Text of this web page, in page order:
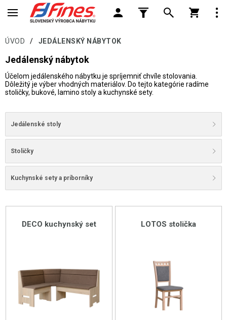
ÚVOD / JEDÁLENSKÝ NÁBYTOK
Jedálenský nábytok
Účelom jedálenského nábytku je spríjemniť chvíle stolovania.
Dôležitý je výber vhodných materiálov. Do tejto kategórie radíme
stoličky, bukové, lamino stoly a kuchynské sety.
Jedálenské stoly
Stoličky
Kuchynské sety a príborníky
DECO kuchynský set LOTOS stolička